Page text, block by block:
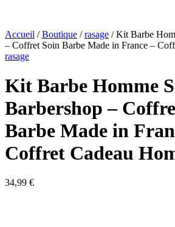
Accueil /Boutique /rasage / Kit Barbe
– Coffret Soin Barbe Made in France –
rasage
Kit Barbe Homme
Barbershop –
Barbe Made in
Coffret Cadeau
34,99 €